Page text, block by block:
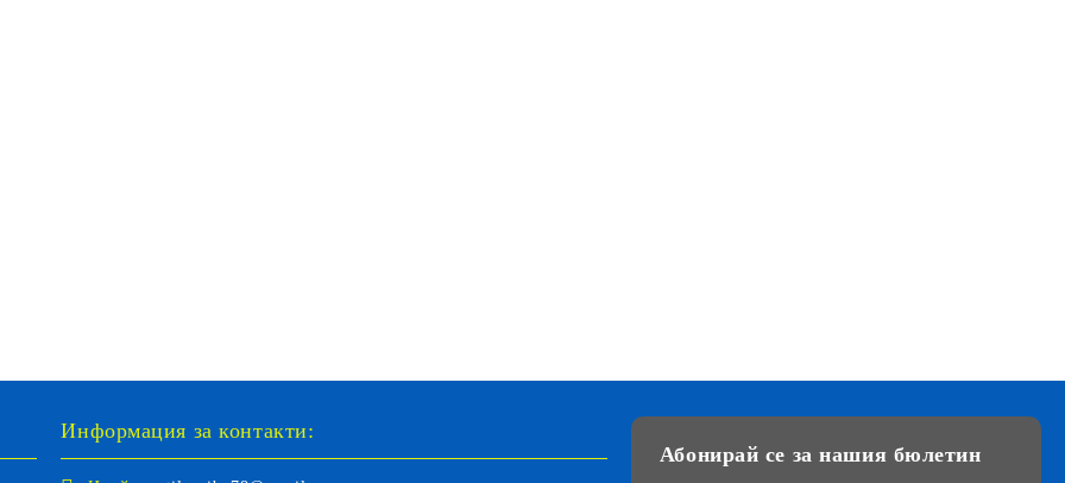
Информация за контакти:
Абонирай се за нашия бюлетин